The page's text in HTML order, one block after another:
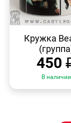
Кружка
450
В наличии